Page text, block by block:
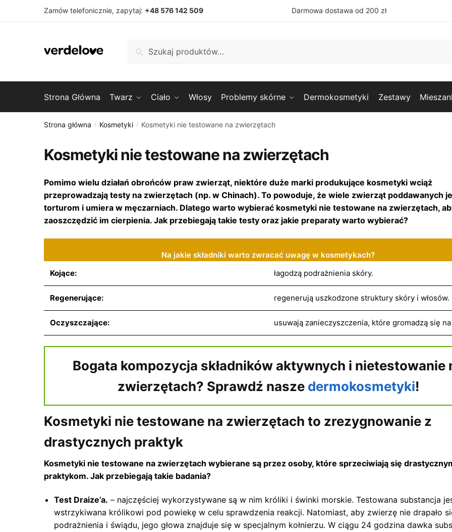
Zamów telefonicznie, zapytaj: +48 576 142 509 Darmowa dostawa od 200 zł
Szukaj
Strona Główna Twarz Ciało Włosy Problemy skórne Dermokosmetyki Zestawy
Strona główna / Kosmetyki / Kosmetyki nie testowane na zwierzętach
Kosmetyki nie testowane na zwierzętach
Pomimo wielu działań obrońców praw zwierząt, niektóre duże marki produkujące kosmetyki wciąż
przeprowadzają testy na zwierzętach (np. w Chinach). To powoduje, że wiele zwierząt poddawanych
torturom i umiera w męczarniach. Dlatego warto wybierać kosmetyki nie testowane na zwierzętach,
zaoszczędzić im cierpienia. Jak przebiegają takie testy oraz jakie preparaty warto wybierać?
Na jakie składniki warto zwracać uwagę w kosmetykach?
Kojące:
łagodzą podrażnienia skóry.
Regenerujące: regenerują uszkodzone struktury skóry i włosów.
Oczyszczające: usuwają zanieczyszczenia, które gromadzą się
Bogata kompozycja składników aktywnych i nietestowanie
zwierzętach? Sprawdź nasze dermokosmetyki!
Kosmetyki nie testowane na zwierzętach to zrezygnowanie z
drastycznych praktyk
Kosmetyki nie testowane na zwierzętach wybierane są przez osoby, które sprzeciwiają się
praktykom. Jak przebiegają takie badania?
Test Draize’a. – najczęściej wykorzystywane są w nim króliki i świnki morskie. Testowana substancja
wstrzykiwana królikowi pod powiekę w celu sprawdzenia reakcji. Natomiast, aby zwierzę nie drapało
podrażnienia i świądu, jego głowa znajduje się w specjalnym kołnierzu. W ciągu 24 godzina dawka